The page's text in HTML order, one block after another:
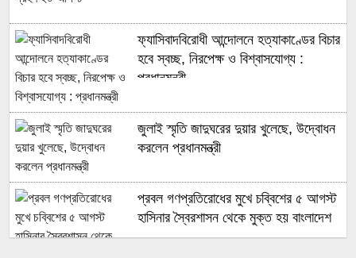
ফ্যাসিবাদবিরোধী আন্দোলনে হত্যাকাণ্ডের বিচার
হবে স্বচ্ছ, নিরপেক্ষ ও বিশ্বাসযোগ্য :
প্রধানমন্ত্রী
জুলাই স্মৃতি জাদুঘরের দুয়ার খুলেছে, উদ্বোধন
করলেন প্রধানমন্ত্রী
প্রবল গণপ্রতিরোধের মুখে চব্বিশের ৫ আগস্ট
হাসিনার স্বৈরশাসন থেকে মুক্ত হয় বাংলাদেশ